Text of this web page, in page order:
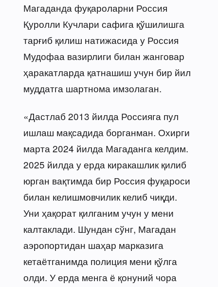
Магаданда фуқароларни Россия
Қуролли Кучлари сафига қўшилишга
тарғиб қилиш натижасида у Россия
Мудофаа вазирлиги билан жанговар
ҳаракатларда қатнашиш учун бир йил
муддатга шартнома имзолаган.
«Дастлаб 2013 йилда Россияга пул
ишлаш мақсадида борганман. Охирги
марта 2024 йилда Магаданга келдим.
2025 йилда у ерда киракашлик қилиб
юрган вақтимда бир Россия фуқароси
билан келишмовчилик келиб чиқди.
Уни ҳақорат қилганим учун у мени
калтаклади. Шундан сўнг, Магадан
аэропортидан шаҳар марказига
кетаётганимда полиция мени қўлга
олди. У ерда менга ё қонуний чора